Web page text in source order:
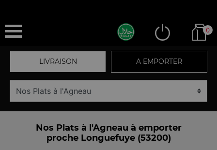
0
LIVRAISON A EMPORTER
Nos Plats à l'Agneau à emporter
proche Longuefuye (53200)